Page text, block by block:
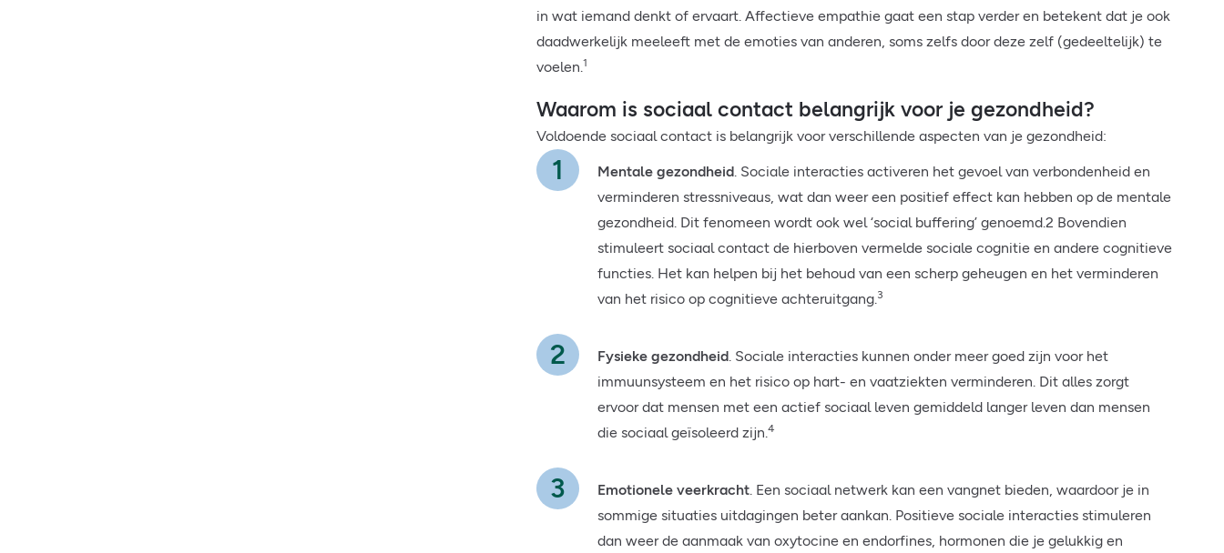
in wat iemand denkt of ervaart. Affectieve empathie gaat een stap verder en betekent dat je ook
daadwerkelijk meeleeft met de emoties van anderen, soms zelfs door deze zelf (gedeeltelijk) te
voelen.1
Waarom is sociaal contact belangrijk voor je gezondheid?
Voldoende sociaal contact is belangrijk voor verschillende aspecten van je gezondheid:
Mentale gezondheid. Sociale interacties activeren het gevoel van verbondenheid en
verminderen stressniveaus, wat dan weer een positief effect kan hebben op de mentale
gezondheid. Dit fenomeen wordt ook wel ‘social buffering’ genoemd.2 Bovendien
stimuleert sociaal contact de hierboven vermelde sociale cognitie en andere cognitieve
functies. Het kan helpen bij het behoud van een scherp geheugen en het verminderen
van het risico op cognitieve achteruitgang.3
Fysieke gezondheid. Sociale interacties kunnen onder meer goed zijn voor het
immuunsysteem en het risico op hart- en vaatziekten verminderen. Dit alles zorgt
ervoor dat mensen met een actief sociaal leven gemiddeld langer leven dan mensen
die sociaal geïsoleerd zijn.4
Emotionele veerkracht. Een sociaal netwerk kan een vangnet bieden, waardoor je in
sommige situaties uitdagingen beter aankan. Positieve sociale interacties stimuleren
dan weer de aanmaak van oxytocine en endorfines, hormonen die je gelukkig en